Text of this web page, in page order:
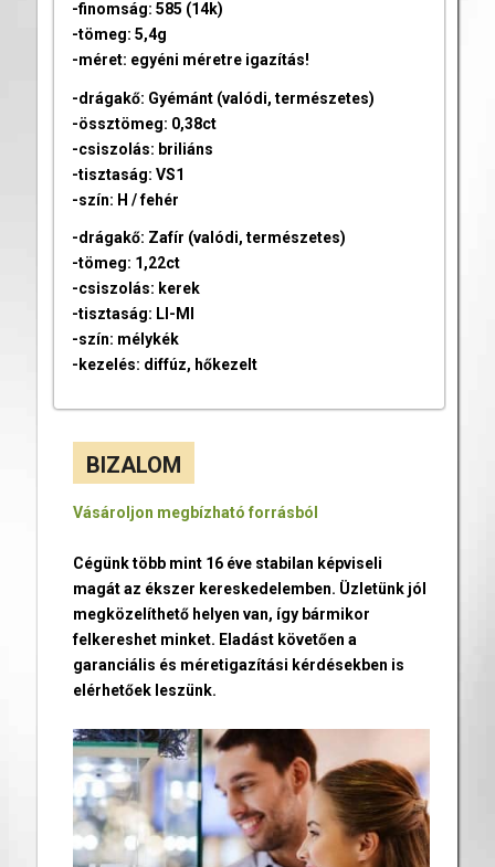
-finomság: 585 (14k)
-tömeg: 5,4g
-méret: egyéni méretre igazítás!
-drágakő: Gyémánt (valódi, természetes)
-össztömeg: 0,38ct
-csiszolás: briliáns
-tisztaság: VS1
-szín: H / fehér
-drágakő: Zafír (valódi, természetes)
-tömeg: 1,22ct
-csiszolás: kerek
-tisztaság: LI-MI
-szín: mélykék
-kezelés: diffúz, hőkezelt
BIZALOM
Vásároljon megbízható forrásból
Cégünk több mint 16 éve stabilan képviseli
magát az ékszer kereskedelemben. Üzletünk jól
megközelíthető helyen van, így bármikor
felkereshet minket. Eladást követően a
garanciális és méretigazítási kérdésekben is
elérhetőek leszünk.